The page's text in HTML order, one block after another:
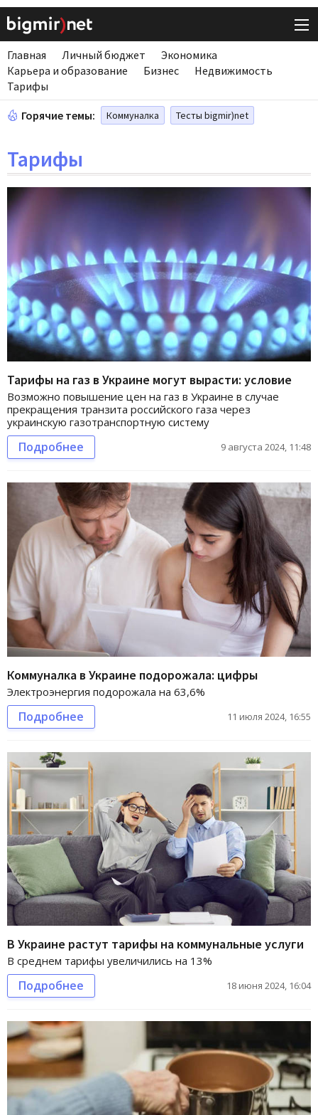
Главная Личный бюджет
Экономика
Карьера и образование
Бизнес
Недвижимость
Тарифы
Горячие темы: Коммуналка Тесты bigmir)net
Тарифы
Тарифы на газ в Украине могут вырасти: условие
Возможно повышение цен на газ в Украине в случае
прекращения транзита российского газа через
украинскую газотранспортную систему
Подробнее 9 августа 2024, 11:48
Коммуналка в Украине подорожала: цифры
Электроэнергия подорожала на 63,6%
Подробнее 11 июля 2024, 16:55
В Украине растут тарифы на коммунальные услуги
В среднем тарифы увеличились на 13%
Подробнее 18 июня 2024, 16:04